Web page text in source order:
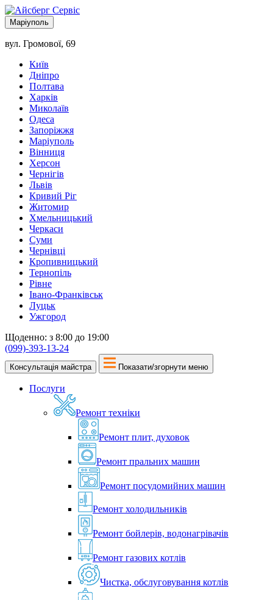
Маріуполь
вул. Громової, 69
Київ
Дніпро
Полтава
Харків
Миколаїв
Одеса
Запоріжжя
Маріуполь
Вінниця
Херсон
Чернігів
Львів
Кривий Ріг
Житомир
Хмельницький
Черкаси
Суми
Чернівці
Кропивницький
Тернопіль
Рівне
Івано-Франківськ
Луцьк
Ужгород
Щоденно: з 8:00 до 19:00
(099)-393-13-24
Консультація майстра Показати/згорнути меню
Послуги
Ремонт техніки
Ремонт плит, духовок
Ремонт пральних машин
Ремонт посудомийних машин
Ремонт холодильників
Ремонт бойлерів, водонагрівачів
Ремонт газових котлів
Чистка, обслуговування котлів